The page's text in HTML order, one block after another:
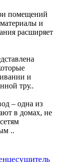
помещений
и
расширяет
и
тру..
– одна из
в домах, не
..